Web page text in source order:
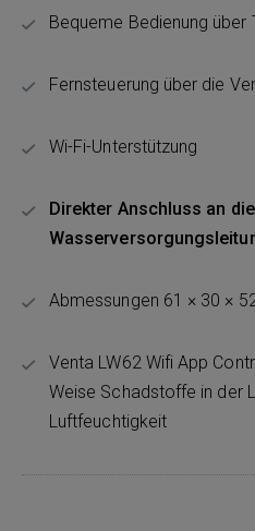
Bequeme Bedienung über
Fernsteuerung über die
Wi-Fi-Unterstützung
Direkter Anschluss an die
Abmessungen 61 × 30 ×
Venta LW62 Wifi App
Weise Schadstoffe in der
Luftfeuchtigkeit